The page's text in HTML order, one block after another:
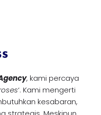
, kami percaya
‘. Kami mengerti
kesabaran,